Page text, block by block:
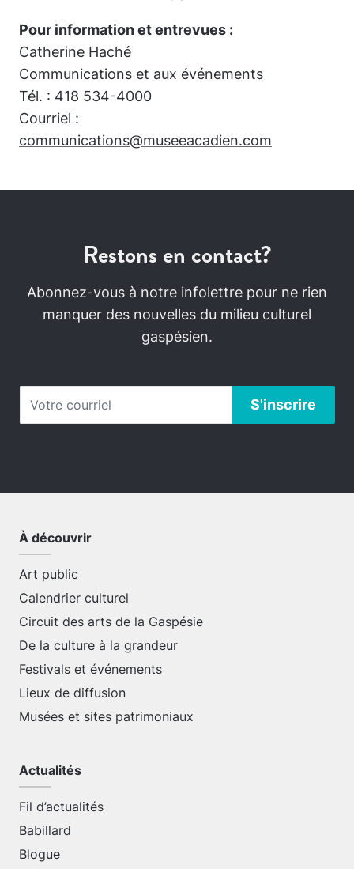
Pour information et entrevues :
Catherine Haché
Communications et aux événements
Tél. : 418 534-4000
Courriel :
communications@museeacadien.com
Restons en contact?
Abonnez-vous à notre infolettre pour ne rien
manquer des nouvelles du milieu culturel
gaspésien.
À découvrir
Art public
Calendrier culturel
Circuit des arts de la Gaspésie
De la culture à la grandeur
Festivals et événements
Lieux de diffusion
Musées et sites patrimoniaux
Actualités
Fil d’actualités
Babillard
Blogue